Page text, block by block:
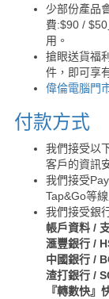
少部份產品
費:$90 /
用。
搶眼送貨福
件，即可享
偉倫電腦門
付款方式
我們接受以
客戶的資訊
我們接受
Tap&Go等
我們接受銀
帳戶資料 /
滙豐銀行 /
中國銀行 /
渣打銀行 /
『轉數快